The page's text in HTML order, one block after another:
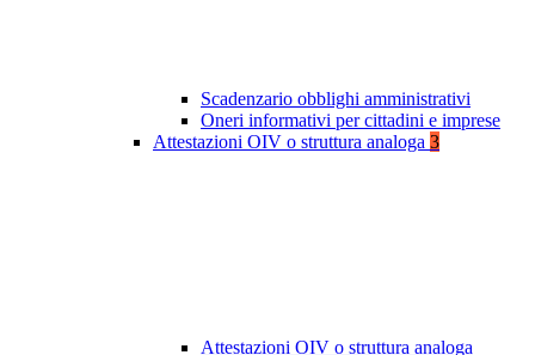
Scadenzario obblighi amministrativi
Oneri informativi per cittadini e imprese
Attestazioni OIV o struttura analoga 3
Attestazioni OIV o struttura analoga